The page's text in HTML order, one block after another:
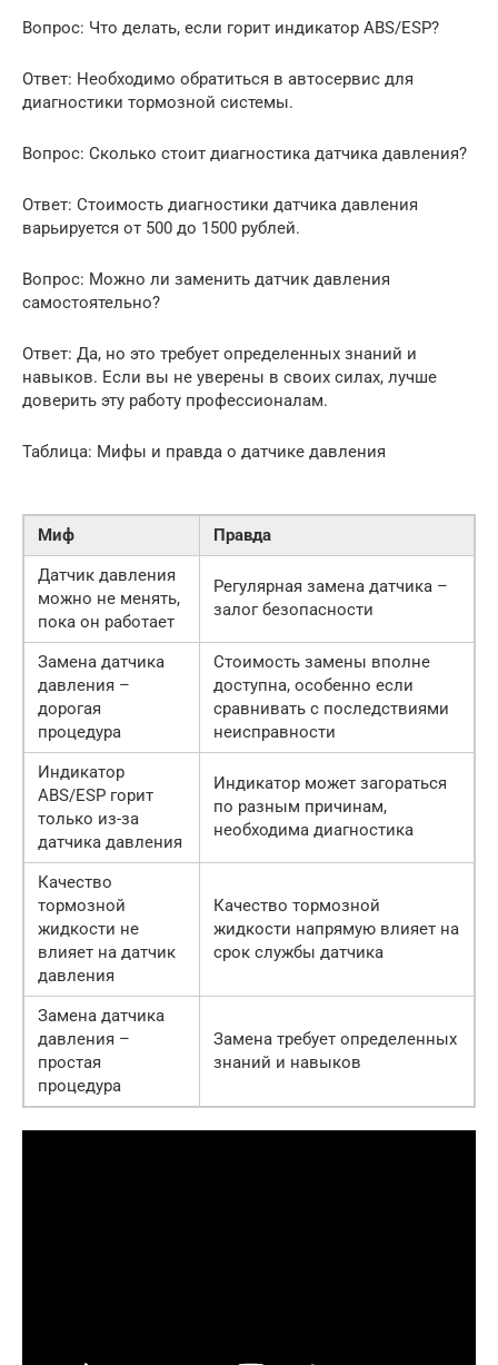
Вопрос: Что делать, если горит индикатор ABS/ESP?
Ответ: Необходимо обратиться в автосервис для
диагностики тормозной системы.
Вопрос: Сколько стоит диагностика датчика давления?
Ответ: Стоимость диагностики датчика давления
варьируется от 500 до 1500 рублей.
Вопрос: Можно ли заменить датчик давления
самостоятельно?
Ответ: Да, но это требует определенных знаний и
навыков. Если вы не уверены в своих силах, лучше
доверить эту работу профессионалам.
Таблица: Мифы и правда о датчике давления
Миф
Правда
Датчик давления
можно не менять,
пока он работает
Регулярная замена датчика –
залог безопасности
Замена датчика
давления –
дорогая
процедура
Стоимость замены вполне
доступна, особенно если
сравнивать с последствиями
неисправности
Индикатор
ABS/ESP горит
только из-за
датчика давления
Индикатор может загораться
по разным причинам,
необходима диагностика
Качество
тормозной
жидкости не
влияет на датчик
давления
Качество тормозной
жидкости напрямую влияет на
срок службы датчика
Замена датчика
давления –
простая
процедура
Замена требует определенных
знаний и навыков